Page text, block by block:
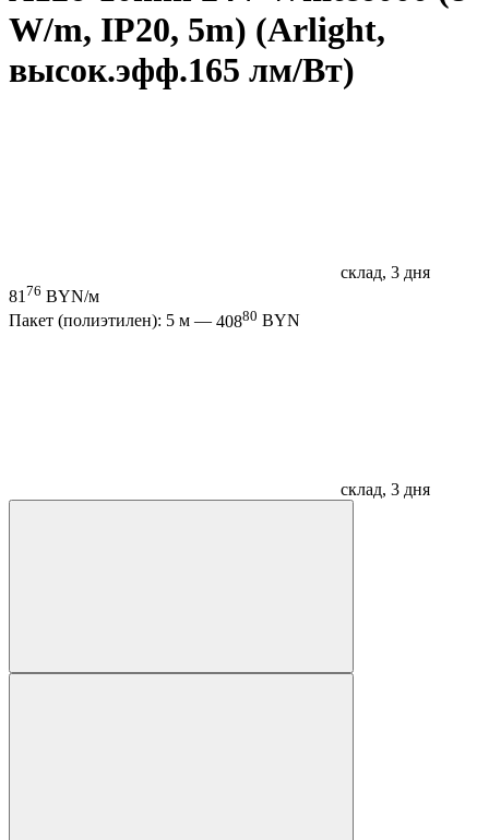
W/m, IP20, 5m) (Arlight,
высок.эфф.165 лм/Вт)
склад, 3 дня
81 76 BYN/м
Пакет (полиэтилен): 5 м — 40880 BYN
склад, 3 дня